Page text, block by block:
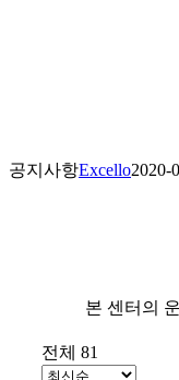
공지사항Excello2020-
본 센터의
전체 81